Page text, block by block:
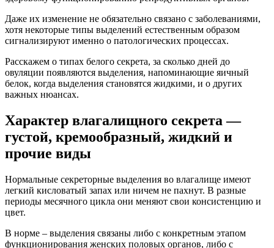
Даже их изменение не обязательно связано с заболеваниями,
хотя некоторые типы выделений естественным образом
сигнализируют именно о патологических процессах.
Расскажем о типах белого секрета, за сколько дней до
овуляции появляются выделения, напоминающие яичный
белок, когда выделения становятся жидкими, и о других
важных нюансах.
Характер влагалищного секрета —
густой, кремообразный, жидкий и
прочие виды
Нормальные секреторные выделения во влагалище имеют
легкий кисловатый запах или ничем не пахнут. В разные
периоды месячного цикла они меняют свои консистенцию и
цвет.
В норме – выделения связаны либо с конкретным этапом
функционирования женских половых органов, либо с